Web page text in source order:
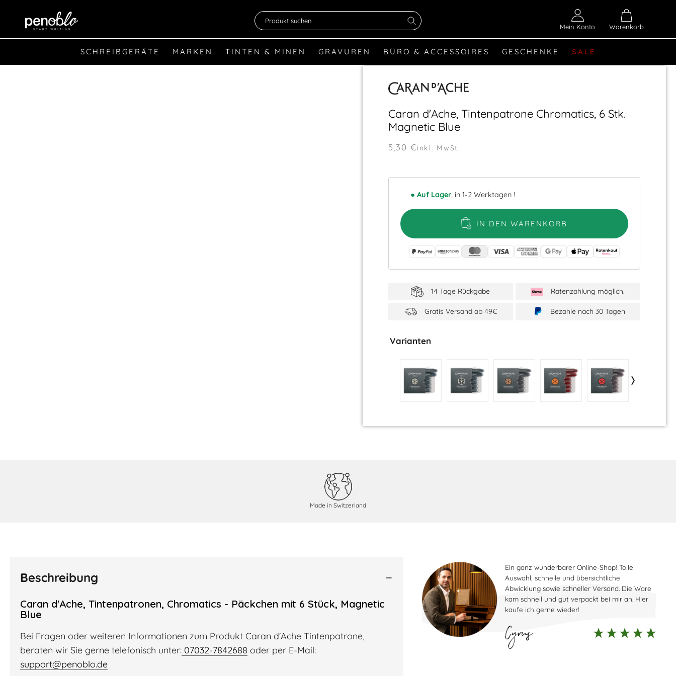
SCHREIBGERÄTE MARKEN TINTEN & MINEN GRAVUREN BÜRO & ACCESSOIRES GESCHENKE SALE
Produkt suchen
Mein Konto Warenkorb
Caran d'Ache, Tintenpatrone Chromatics, 6 Stk.
Magnetic Blue
5,30 €inkl. MwSt.
● Auf Lager, in 1-2 Werktagen !
IN DEN WARENKORB
14 Tage Rückgabe Ratenzahlung möglich.
Gratis Versand ab 49€ Bezahle nach 30 Tagen
Varianten
Made in Switzerland
Beschreibung
Caran d'Ache, Tintenpatronen, Chromatics - Päckchen mit 6 Stück, Magnetic
Blue
Bei Fragen oder weiteren Informationen zum Produkt Caran d'Ache Tintenpatrone,
beraten wir Sie gerne telefonisch unter: 07032-7842688 oder per E-Mail:
support@penoblo.de
Ein ganz wunderbarer Online-Shop! Tolle
Auswahl, schnelle und übersichtliche
Abwicklung sowie schneller Versand. Die Ware
kam schnell und gut verpackt bei mir an. Hier
kaufe ich gerne wieder!
Cyrus